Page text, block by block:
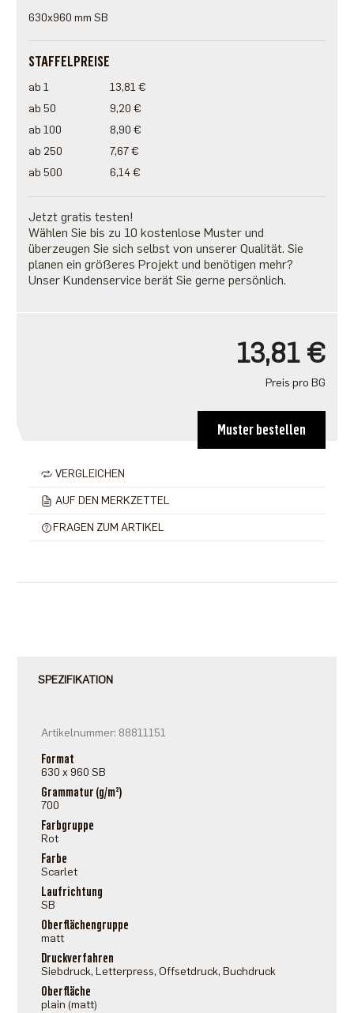
630x960 mm SB
STAFFELPREISE
ab 1
13,81 €
ab 50
9,20 €
ab 100
8,90 €
ab 250
7,67 €
ab 500
6,14 €
Jetzt gratis testen!
Wählen Sie bis zu 10 kostenlose Muster und
überzeugen Sie sich selbst von unserer Qualität. Sie
planen ein größeres Projekt und benötigen mehr?
Unser Kundenservice berät Sie gerne persönlich.
13,81 €
Preis pro BG
Muster bestellen
VERGLEICHEN
AUF DEN MERKZETTEL
FRAGEN ZUM ARTIKEL
SPEZIFIKATION
Artikelnummer: 88811151
Format
630 x 960 SB
Grammatur (g/m²)
700
Farbgruppe
Rot
Farbe
Scarlet
Laufrichtung
SB
Oberflächengruppe
matt
Druckverfahren
Siebdruck, Letterpress, Offsetdruck, Buchdruck
Oberfläche
plain (matt)